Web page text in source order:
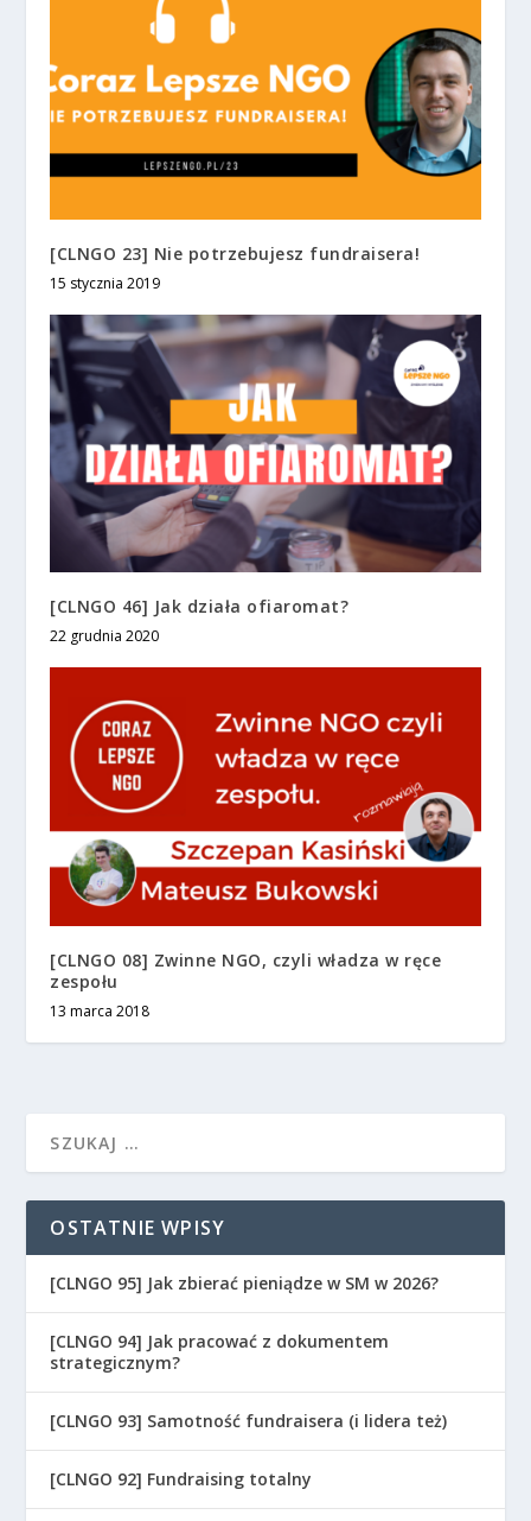
[CLNGO 23] Nie potrzebujesz fundraisera!
15 stycznia 2019
[CLNGO 46] Jak działa ofiaromat?
22 grudnia 2020
[CLNGO 08] Zwinne NGO, czyli władza w ręce
zespołu
13 marca 2018
OSTATNIE WPISY
[CLNGO 95] Jak zbierać pieniądze w SM w 2026?
[CLNGO 94] Jak pracować z dokumentem
strategicznym?
[CLNGO 93] Samotność fundraisera (i lidera też)
[CLNGO 92] Fundraising totalny